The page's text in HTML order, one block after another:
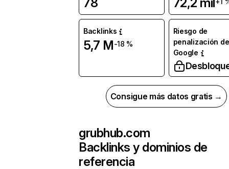
Backlinks
5,7 M-18 %
Riesgo de
penalización de
Google
Consigue más datos gratis →
grubhub.com
Backlinks y dominios de
referencia